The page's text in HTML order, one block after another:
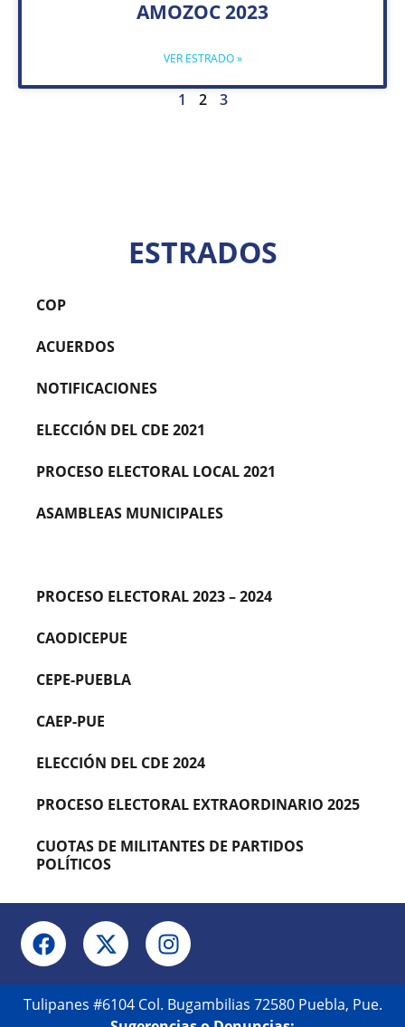
ESTRADOS
COP
ACUERDOS
NOTIFICACIONES
ELECCIÓN DEL CDE 2021
PROCESO ELECTORAL LOCAL 2021
ASAMBLEAS MUNICIPALES
PROCESO ELECTORAL 2023 – 2024
CAODICEPUE
CEPE-PUEBLA
CAEP-PUE
ELECCIÓN DEL CDE 2024
PROCESO ELECTORAL EXTRAORDINARIO 2025
CUOTAS DE MILITANTES DE PARTIDOS
POLÍTICOS
AMOZOC 2023
VER ESTRADO »
1 2 3
Tulipanes #6104 Col. Bugambilias 72580 Puebla, Pue.